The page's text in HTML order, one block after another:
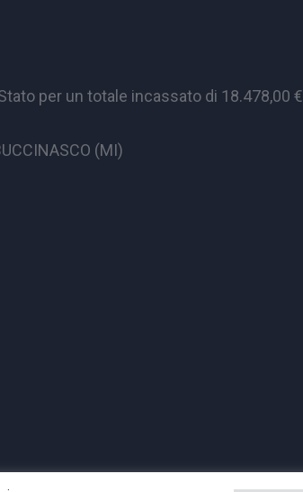
per un totale incassato di 18.478,00 €
(MI)